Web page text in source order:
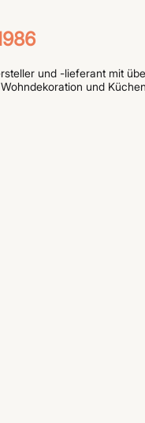
und -lieferant mit
und